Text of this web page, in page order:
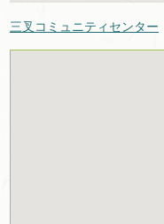
三叉コミュニティセンター